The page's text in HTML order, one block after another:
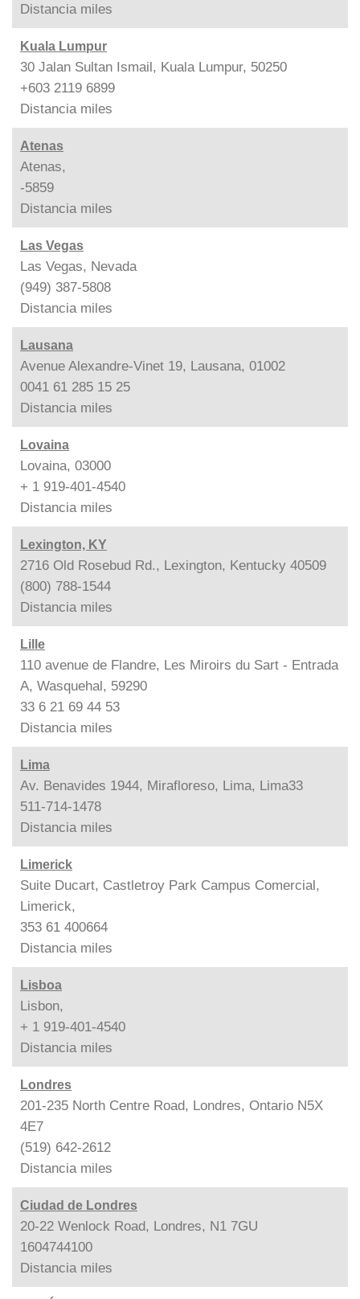
Distancia miles
Kuala Lumpur
30 Jalan Sultan Ismail, Kuala Lumpur, 50250
+603 2119 6899
Distancia miles
Atenas
Atenas,
-5859
Distancia miles
Las Vegas
Las Vegas, Nevada
(949) 387-5808
Distancia miles
Lausana
Avenue Alexandre-Vinet 19, Lausana, 01002
0041 61 285 15 25
Distancia miles
Lovaina
Lovaina, 03000
+ 1 919-401-4540
Distancia miles
Lexington, KY
2716 Old Rosebud Rd., Lexington, Kentucky 40509
(800) 788-1544
Distancia miles
Lille
110 avenue de Flandre, Les Miroirs du Sart - Entrada
A, Wasquehal, 59290
33 6 21 69 44 53
Distancia miles
Lima
Av. Benavides 1944, Mirafloreso, Lima, Lima33
511-714-1478
Distancia miles
Limerick
Suite Ducart, Castletroy Park Campus Comercial,
Limerick,
353 61 400664
Distancia miles
Lisboa
Lisbon,
+ 1 919-401-4540
Distancia miles
Londres
201-235 North Centre Road, Londres, Ontario N5X
4E7
(519) 642-2612
Distancia miles
Ciudad de Londres
20-22 Wenlock Road, Londres, N1 7GU
1604744100
Distancia miles